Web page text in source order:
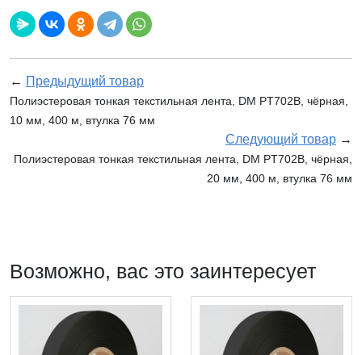
← Предыдущий товар
Полиэстеровая тонкая текстильная лента, DM PT702B, чёрная,
10 мм, 400 м, втулка 76 мм
Следующий товар →
Полиэстеровая тонкая текстильная лента, DM PT702B, чёрная,
20 мм, 400 м, втулка 76 мм
Возможно, вас это заинтересует